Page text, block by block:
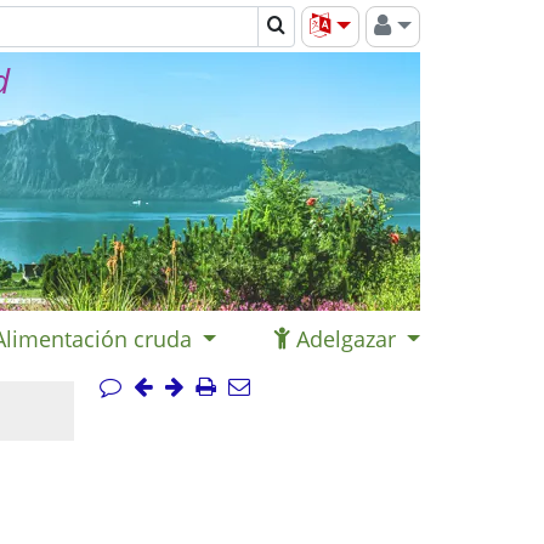
cruda Adelgazar